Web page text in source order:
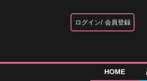
ログイン 会員登録
HOME